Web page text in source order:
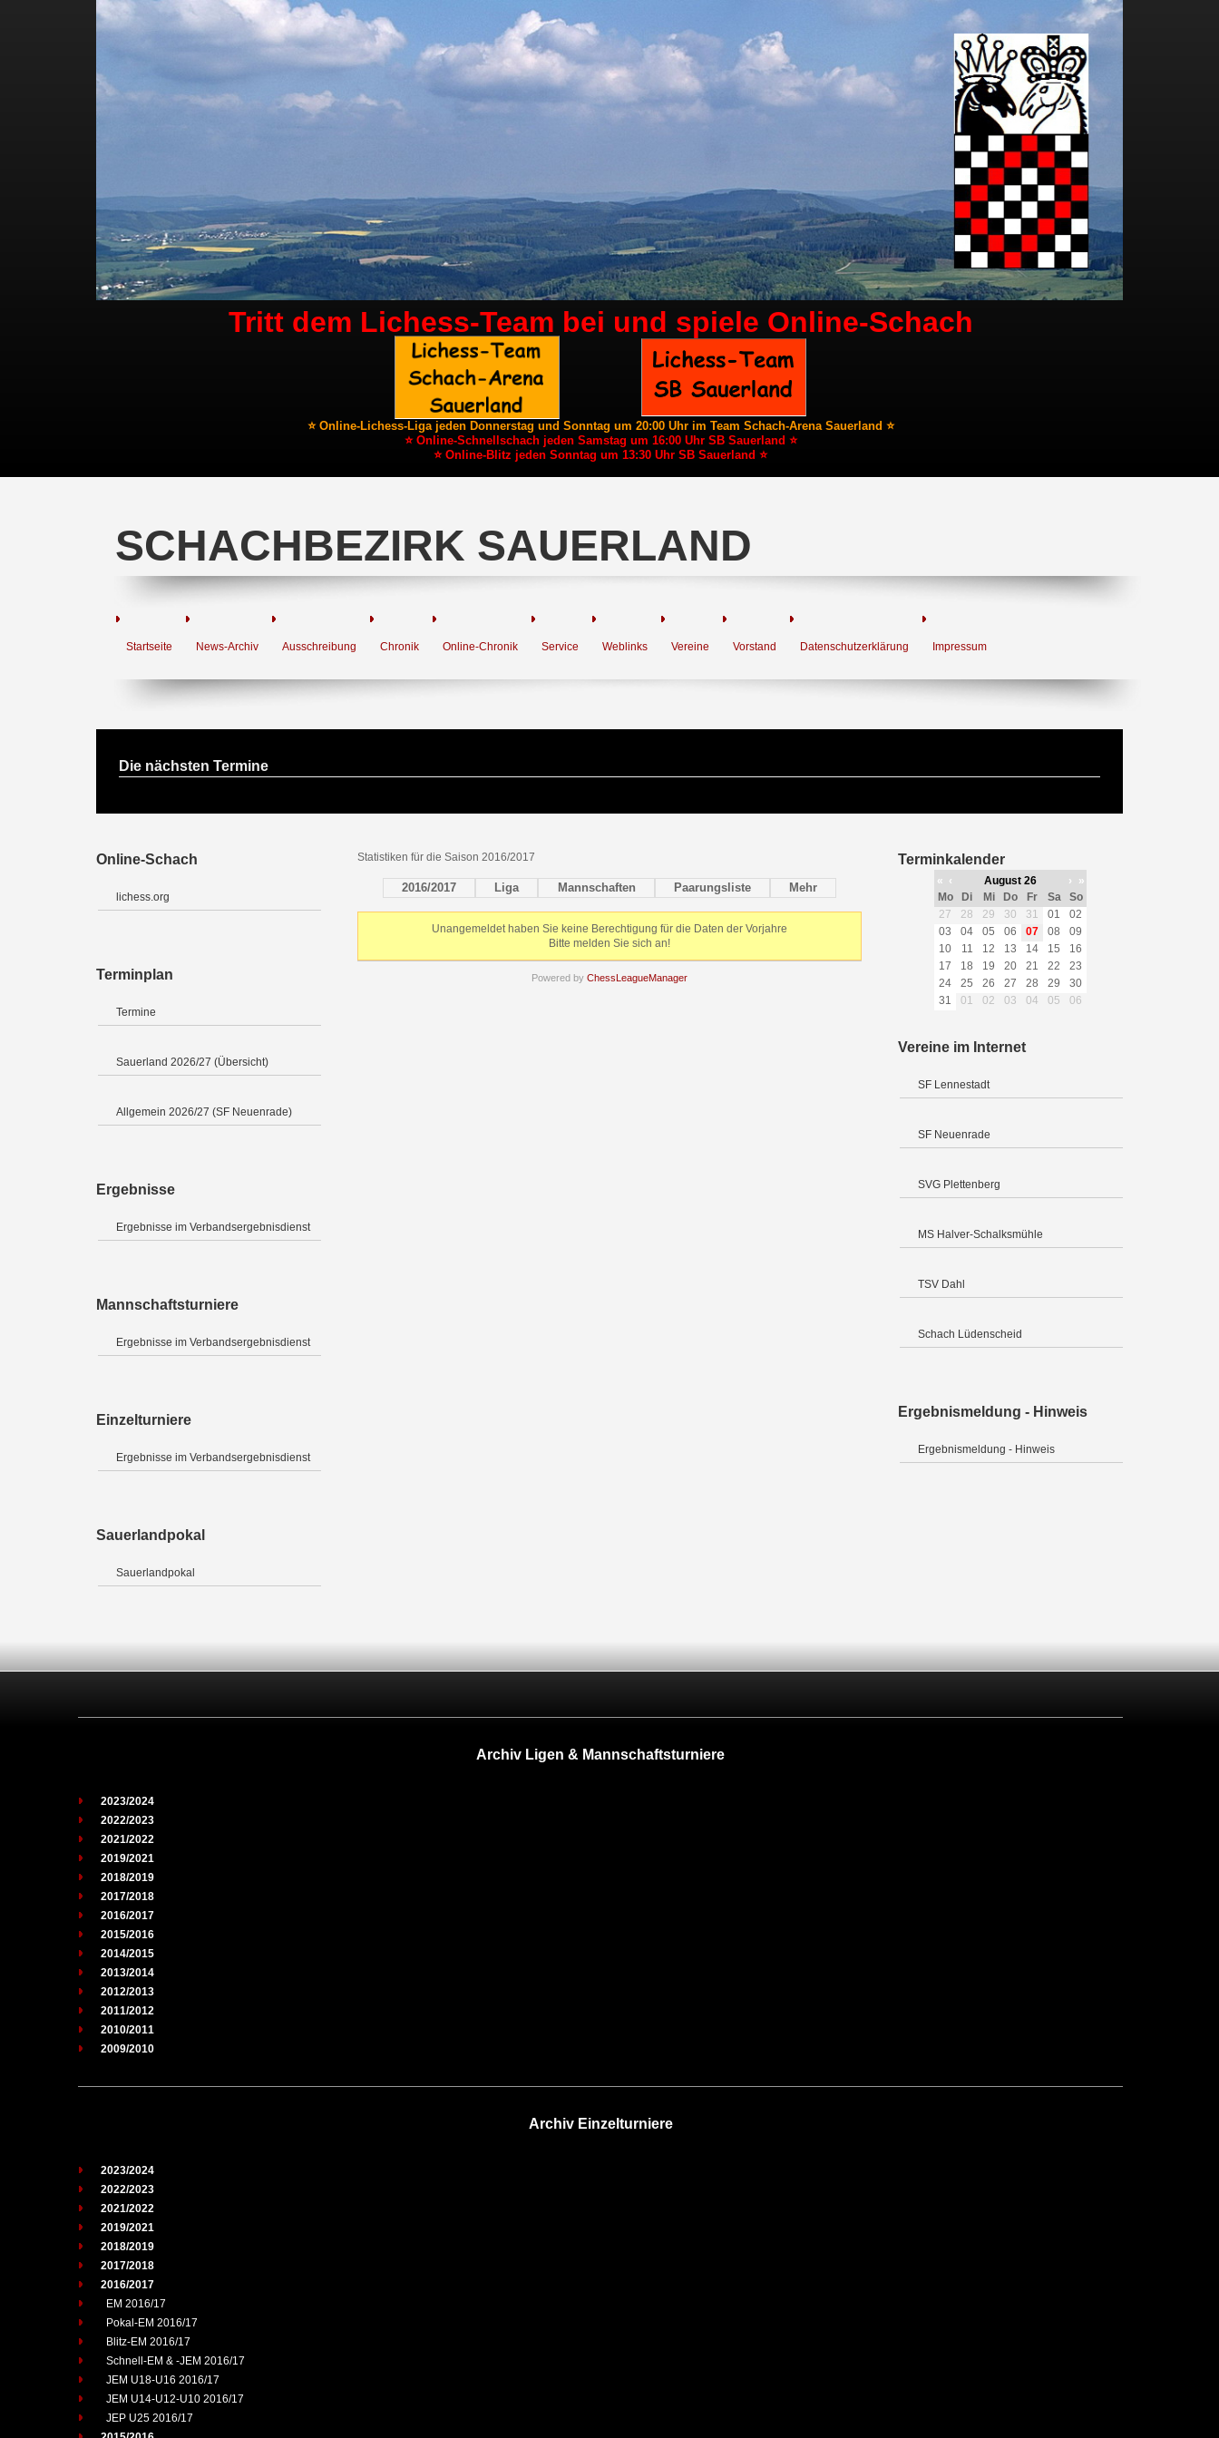
Tritt dem Lichess-Team bei und spiele Online-Schach
⭐ Online-Lichess-Liga jeden Donnerstag und Sonntag um 20:00 Uhr im Team Schach-Arena Sauerland ⭐
⭐ Online-Schnellschach jeden Samstag um 16:00 Uhr SB Sauerland ⭐
⭐ Online-Blitz jeden Sonntag um 13:30 Uhr SB Sauerland ⭐
SCHACHBEZIRK SAUERLAND
Startseite News-Archiv Ausschreibung Chronik Online-Chronik Service Weblinks Vereine Vorstand Datenschutzerklärung Impressum
Die nächsten Termine
Online-Schach
lichess.org
Terminplan
Termine
Sauerland 2026/27 (Übersicht)
Allgemein 2026/27 (SF Neuenrade)
Ergebnisse
Ergebnisse im Verbandsergebnisdienst
Mannschaftsturniere
Ergebnisse im Verbandsergebnisdienst
Einzelturniere
Ergebnisse im Verbandsergebnisdienst
Sauerlandpokal
Sauerlandpokal
Statistiken für die Saison 2016/2017
2016/2017 Liga Mannschaften Paarungsliste Mehr
Unangemeldet haben Sie keine Berechtigung für die Daten der Vorjahre
Bitte melden Sie sich an!
Powered by ChessLeagueManager
Terminkalender
« ‹ August 26 ›
»
Mo
Di Mi Do Fr Sa
So
27
28 29 30 31 01
02
03
04 05 06 07 08
09
10
11 12 13 14 15
16
17
18 19 20 21 22
23
24
25 26 27 28 29
30
31
01 02 03 04 05 06
Vereine im Internet
SF Lennestadt
SF Neuenrade
SVG Plettenberg
MS Halver-Schalksmühle
TSV Dahl
Schach Lüdenscheid
Ergebnismeldung - Hinweis
Ergebnismeldung - Hinweis
Archiv Ligen & Mannschaftsturniere
2023/2024
2022/2023
2021/2022
2019/2021
2018/2019
2017/2018
2016/2017
2015/2016
2014/2015
2013/2014
2012/2013
2011/2012
2010/2011
2009/2010
Archiv Einzelturniere
2023/2024
2022/2023
2021/2022
2019/2021
2018/2019
2017/2018
2016/2017
EM 2016/17
Pokal-EM 2016/17
Blitz-EM 2016/17
Schnell-EM & -JEM 2016/17
JEM U18-U16 2016/17
JEM U14-U12-U10 2016/17
JEP U25 2016/17